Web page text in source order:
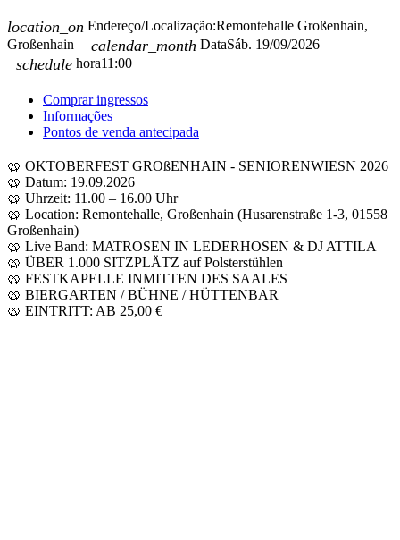
location_on Endereço/Localização:Remontehalle Großenhain,
Großenhain
calendar_month DataSáb. 19/09/2026
schedule hora11:00
Comprar ingressos
Informações
Pontos de venda antecipada
🥨 OKTOBERFEST GROßENHAIN - SENIORENWIESN 2026
🥨 Datum: 19.09.2026
🥨 Uhrzeit: 11.00 – 16.00 Uhr
🥨 Location: Remontehalle, Großenhain (Husarenstraße 1-3, 01558
Großenhain)
🥨 Live Band: MATROSEN IN LEDERHOSEN & DJ ATTILA
🥨 ÜBER 1.000 SITZPLÄTZ auf Polsterstühlen
🥨 FESTKAPELLE INMITTEN DES SAALES
🥨 BIERGARTEN / BÜHNE / HÜTTENBAR
🥨 EINTRITT: AB 25,00 €